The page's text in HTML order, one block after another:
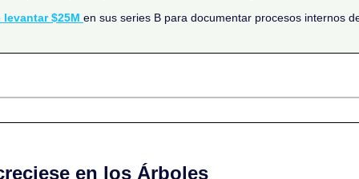
$25M en sus series B para documentar procesos internos
en los Árboles